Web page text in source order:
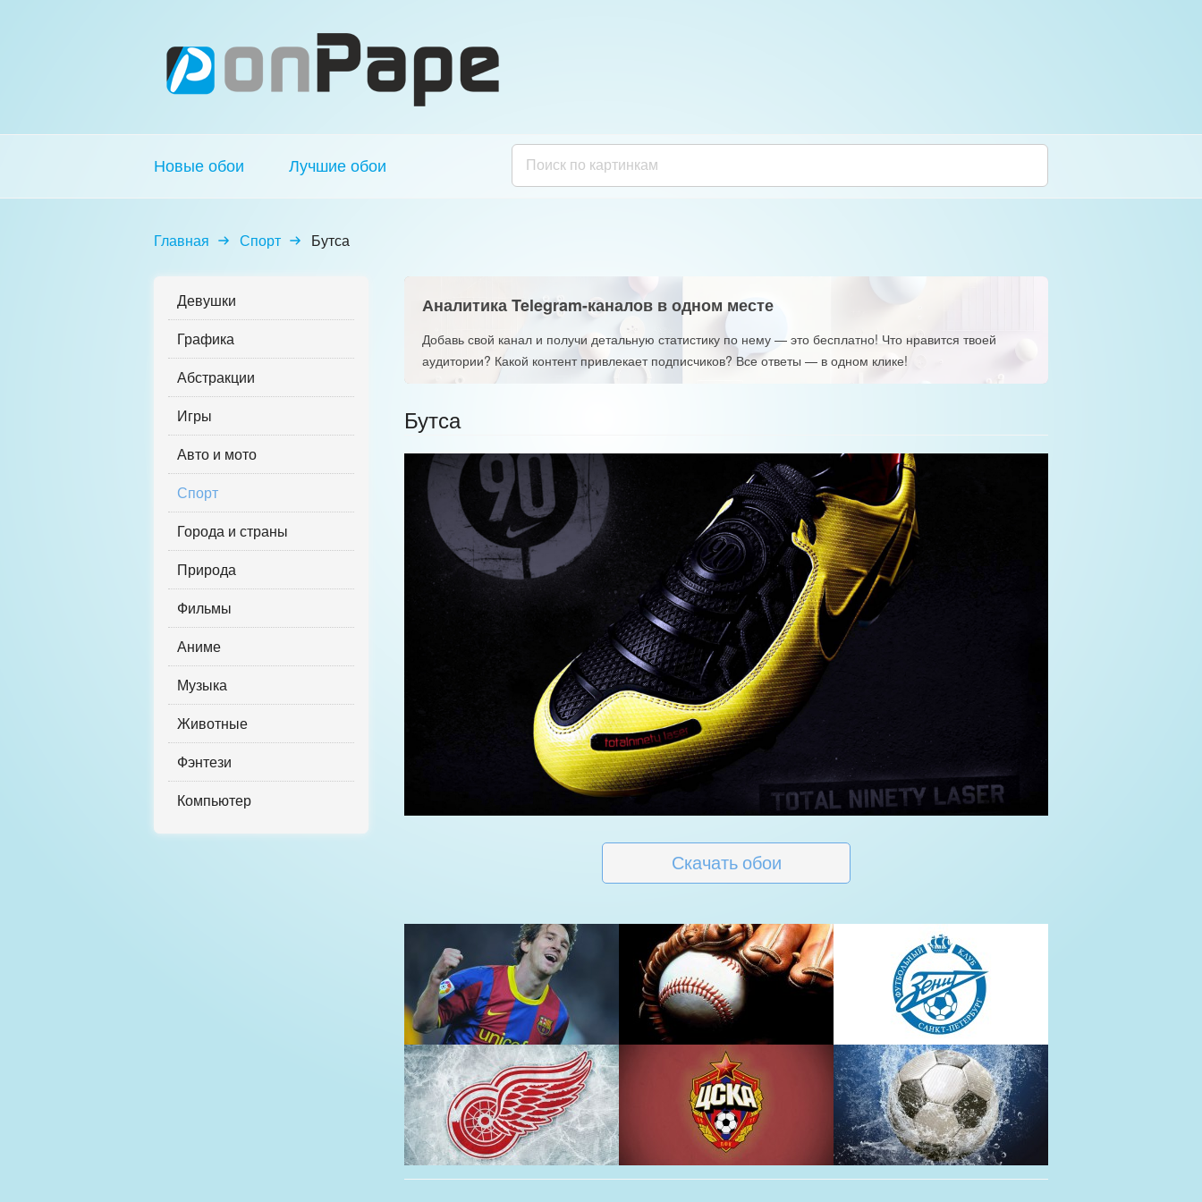
Новые обои Лучшие обои
Главная Спорт Бутса
Девушки
Графика
Абстракции
Игры
Авто и мото
Спорт
Города и страны
Природа
Фильмы
Аниме
Музыка
Животные
Фэнтези
Компьютер
Аналитика Telegram-каналов в одном месте
Добавь свой канал и получи детальную статистику по нему — это бесплатно! Что нравится твоей
аудитории? Какой контент привлекает подписчиков? Все ответы — в одном клике!
Бутса
Скачать обои